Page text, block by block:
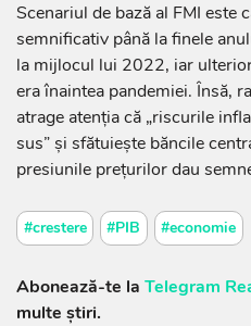
Scenariul de bază al FMI este
semnificativ până la finele
la mijlocul lui 2022, iar
era înaintea pandemiei. Însă,
atrage atenţia că „riscurile
sus” şi sfătuieşte băncile
presiunile preţurilor dau
#crestere #PIB #economie
Abonează-te la Telegram
multe știri.